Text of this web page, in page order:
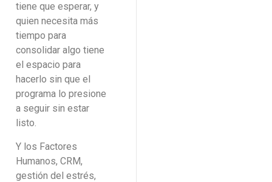
tiene que esperar, y
quien necesita más
tiempo para
consolidar algo tiene
el espacio para
hacerlo sin que el
programa lo presione
a seguir sin estar
listo.
Y los Factores
Humanos, CRM,
gestión del estrés,